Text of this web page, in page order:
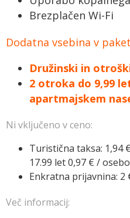
Brezplačen Wi-Fi
Dodatna vsebina v
Družinski in
2 otroka do 9,99
apartmajskem
Ni vključeno v ceno:
Turistična taksa: 1,94
17.99 let 0,97 € /
Enkratna prijavnina: 2
Več informacij: